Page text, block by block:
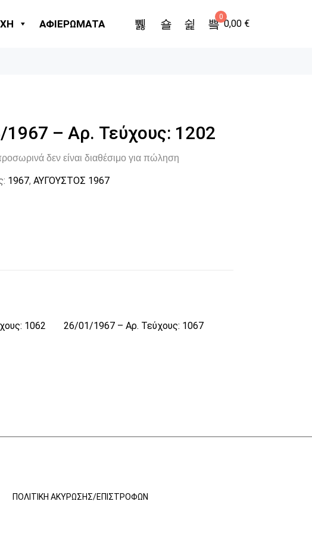
ΑΦΙΕΡΩΜΑΤΑ
0
0,00 €
– Αρ. Τεύχους: 1202
δεν είναι διαθέσιμο για πώληση
1967, ΑΥΓΟΥΣΤΟΣ 1967
1062 26/01/1967 – Αρ. Τεύχους: 1067
ΠΟΛΙΤΙΚΉ ΑΚΎΡΩΣΗΣ/ΕΠΙΣΤΡΟΦΏΝ